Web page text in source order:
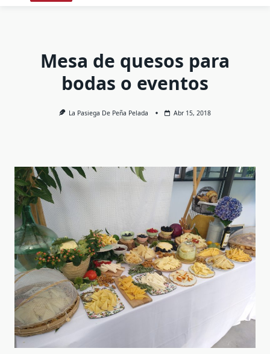
Mesa de quesos para
bodas o eventos
La Pasiega De Peña Pelada Abr 15, 2018